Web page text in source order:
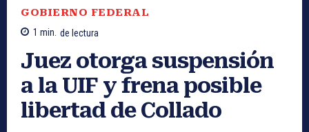
GOBIERNO FEDERAL
1 min. de lectura
Juez otorga suspensión
a la UIF y frena posible
libertad de Collado